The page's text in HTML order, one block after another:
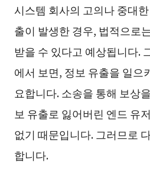
시스템 회사의 고의나 중대
출이 발생한 경우, 법적으로
받을 수 있다고 예상됩니다.
에서 보면, 정보 유출을 일으
요합니다. 소송을 통해 보상
보 유출로 잃어버린 엔드 유
없기 때문입니다. 그러므로
합니다.